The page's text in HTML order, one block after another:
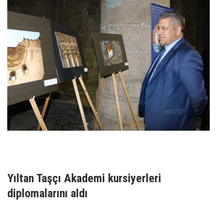
Yıltan Taşçı Akademi kursiyerleri
diplomalarını aldı